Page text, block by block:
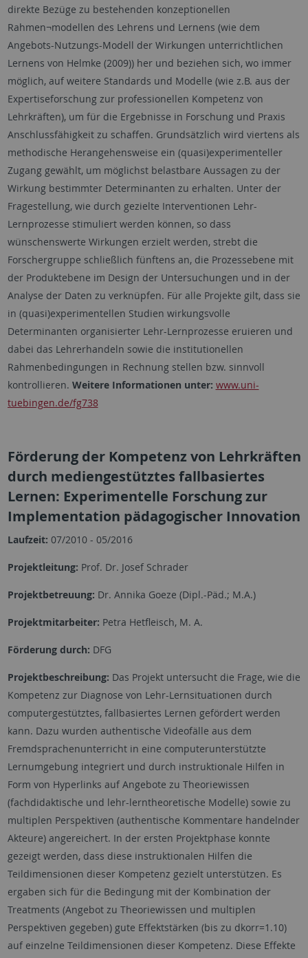
direkte Bezüge zu bestehenden konzeptionellen
Rahmen¬modellen des Lehrens und Lernens (wie dem
Angebots-Nutzungs-Modell der Wirkungen unterrichtlichen
Lernens von Helmke (2009)) her und beziehen sich, wo immer
möglich, auf weitere Standards und Modelle (wie z.B. aus der
Expertiseforschung zur professionellen Kompetenz von
Lehrkräften), um für die Ergebnisse in Forschung und Praxis
Anschlussfähigkeit zu schaffen. Grundsätzlich wird viertens als
methodische Herangehensweise ein (quasi)experimenteller
Zugang gewählt, um möglichst belastbare Aussagen zu der
Wirkung bestimmter Determinanten zu erhalten. Unter der
Fragestellung, wie durch gezielte Interventionen Lehr-
Lernprozesse stimuliert werden können, so dass
wünschenswerte Wirkungen erzielt werden, strebt die
Forschergruppe schließlich fünftens an, die Prozessebene mit
der Produktebene im Design der Untersuchungen und in der
Analyse der Daten zu verknüpfen. Für alle Projekte gilt, dass sie
in (quasi)experimentellen Studien wirkungsvolle
Determinanten organisierter Lehr-Lernprozesse eruieren und
dabei das Lehrerhandeln sowie die institutionellen
Rahmenbedingungen in Rechnung stellen bzw. sinnvoll
kontrollieren. Weitere Informationen unter: www.uni-
tuebingen.de/fg738
Förderung der Kompetenz von Lehr­kräf­ten
durch medien­ge­stütztes fallbasiertes
Lernen: Experimentelle Forschung zur
Implementation pädagogischer Innovation
Laufzeit: 07/2010 - 05/2016
Projektleitung: Prof. Dr. Josef Schrader
Projektbetreuung: Dr. Annika Goeze (Dipl.-Päd.; M.A.)
Projektmitarbeiter: Petra Hetfleisch, M. A.
Förderung durch: DFG
Projektbeschreibung: Das Projekt untersucht die Frage, wie die
Kompetenz zur Diagnose von Lehr-Lernsituationen durch
computergestütztes, fallbasiertes Lernen gefördert werden
kann. Dazu wurden authentische Videofälle aus dem
Fremdsprachenunterricht in eine computerunterstützte
Lernumgebung integriert und durch instruktionale Hilfen in
Form von Hyperlinks auf Angebote zu Theoriewissen
(fachdidaktische und lehr-lerntheoretische Modelle) sowie zu
multiplen Perspektiven (authentische Kommentare handelnder
Akteure) angereichert. In der ersten Projektphase konnte
gezeigt werden, dass diese instruktionalen Hilfen die
Teildimensionen dieser Kompetenz gezielt unterstützen. Es
ergaben sich für die Bedingung mit der Kombination der
Treatments (Angebot zu Theoriewissen und multiplen
Perspektiven gegeben) gute Effektstärken (bis zu dkorr=1.10)
auf einzelne Teildimensionen dieser Kompetenz. Diese Effekte